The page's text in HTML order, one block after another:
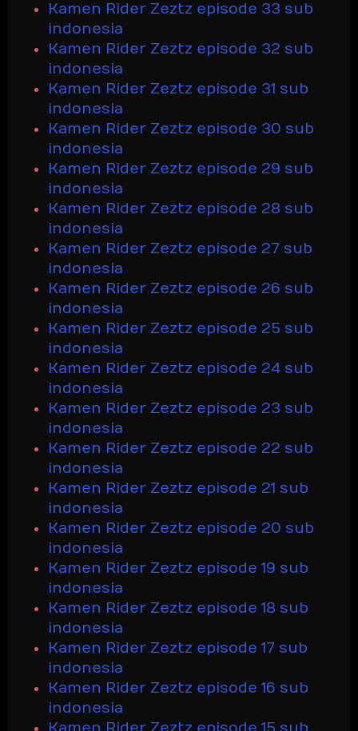
Kamen Rider Zeztz episode 33 sub
indonesia
Kamen Rider Zeztz episode 32 sub
indonesia
Kamen Rider Zeztz episode 31 sub
indonesia
Kamen Rider Zeztz episode 30 sub
indonesia
Kamen Rider Zeztz episode 29 sub
indonesia
Kamen Rider Zeztz episode 28 sub
indonesia
Kamen Rider Zeztz episode 27 sub
indonesia
Kamen Rider Zeztz episode 26 sub
indonesia
Kamen Rider Zeztz episode 25 sub
indonesia
Kamen Rider Zeztz episode 24 sub
indonesia
Kamen Rider Zeztz episode 23 sub
indonesia
Kamen Rider Zeztz episode 22 sub
indonesia
Kamen Rider Zeztz episode 21 sub
indonesia
Kamen Rider Zeztz episode 20 sub
indonesia
Kamen Rider Zeztz episode 19 sub
indonesia
Kamen Rider Zeztz episode 18 sub
indonesia
Kamen Rider Zeztz episode 17 sub
indonesia
Kamen Rider Zeztz episode 16 sub
indonesia